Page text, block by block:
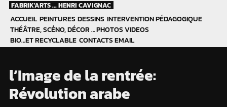
Skip
content
FABRIK'ARTS ... HENRI CAVIGNAC
ACCUEIL PEINTURES DESSINS INTERVENTION PÉDAGOGIQUE
THÉÂTRE, SCÉNO, DÉCOR …PHOTOSVIDEOS
BIO…ET RECYCLABLE CONTACTS EMAIL
l’Image de la rentrée:
Révolution arabe